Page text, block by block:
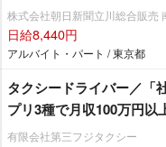
株式会社朝日新聞立川総合販売
日給8,440円
アルバイト・パート / 東京都
タクシードライバー／「
プリ3種で月収100万円以
有限会社第三フジタクシー